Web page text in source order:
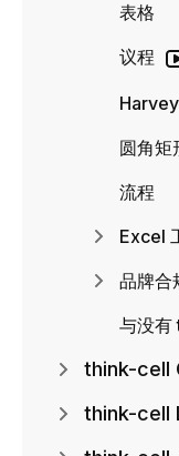
表格
议程
圆角矩
流程
Excel
品牌合
与没有
think-cell
think-cell